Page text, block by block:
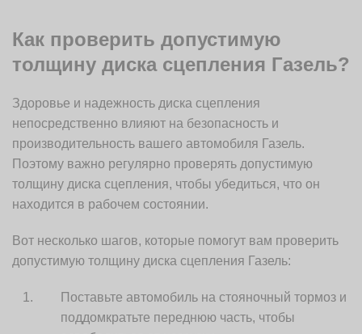
Как проверить допустимую
толщину диска сцепления Газель?
Здоровье и надежность диска сцепления
непосредственно влияют на безопасность и
производительность вашего автомобиля Газель.
Поэтому важно регулярно проверять допустимую
толщину диска сцепления, чтобы убедиться, что он
находится в рабочем состоянии.
Вот несколько шагов, которые помогут вам проверить
допустимую толщину диска сцепления Газель:
Поставьте автомобиль на стояночный тормоз и
поддомкратьте переднюю часть, чтобы